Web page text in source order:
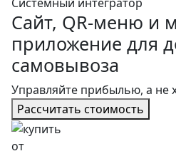
Сайт, QR-меню и
приложение для
самовывоза
Управляйте прибылью, а не
Рассчитать стоимость
от